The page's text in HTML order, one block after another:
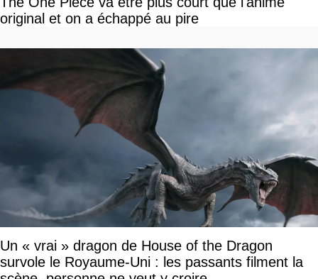
original et on a échappé au pire
Un « vrai » dragon de House of the Dragon
survole le Royaume-Uni : les passants filment la